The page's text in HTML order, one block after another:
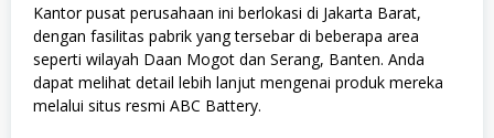
Kantor pusat perusahaan ini berlokasi di Jakarta Barat,
dengan fasilitas pabrik yang tersebar di beberapa area
seperti wilayah Daan Mogot dan Serang, Banten. Anda
dapat melihat detail lebih lanjut mengenai produk mereka
melalui situs resmi ABC Battery.